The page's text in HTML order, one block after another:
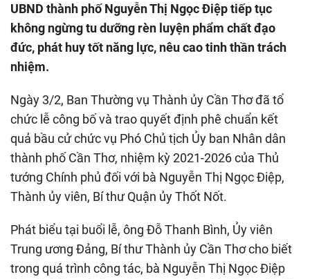
UBND thành phố Nguyễn Thị Ngọc Điệp tiếp tục
không ngừng tu dưỡng rèn luyện phẩm chất đạo
đức, phát huy tốt năng lực, nêu cao tinh thần trách
nhiệm.
Ngày 3/2, Ban Thường vụ Thành ủy Cần Thơ đã tổ
chức lễ công bố và trao quyết định phê chuẩn kết
quả bầu cử chức vụ Phó Chủ tịch Ủy ban Nhân dân
thành phố Cần Thơ, nhiệm kỳ 2021-2026 của Thủ
tướng Chính phủ đối với bà Nguyễn Thị Ngọc Điệp,
Thành ủy viên, Bí thư Quận ủy Thốt Nốt.
Phát biểu tại buổi lễ, ông Đỗ Thanh Bình, Ủy viên
Trung ương Đảng, Bí thư Thành ủy Cần Thơ cho biết
trong quá trình công tác, bà Nguyễn Thị Ngọc Điệp